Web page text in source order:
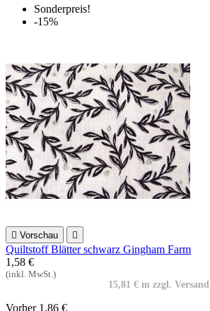
Sonderpreis!
-15%
 Vorschau 
Quiltstoff Blätter schwarz Gingham Farm
1,58 €
(inkl. MwSt.)
15,81 € m zzgl. Versand
Vorher 1,86 €